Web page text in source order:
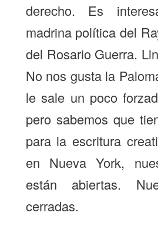
derecho. Es
madrina política del
del Rosario Guerra.
No nos gusta la
le sale un poco
pero sabemos que
para la escritura
en Nueva York,
están abiertas.
cerradas.